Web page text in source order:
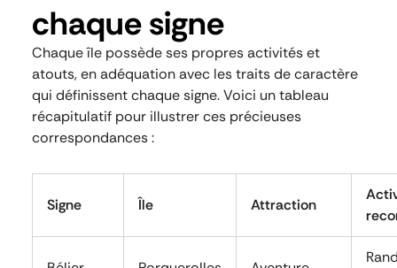
chaque signe
Chaque île possède ses propres activités et
atouts, en adéquation avec les traits de caractère
qui définissent chaque signe. Voici un tableau
récapitulatif pour illustrer ces précieuses
correspondances :
Signe Île Attraction